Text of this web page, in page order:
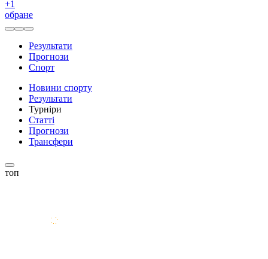
+1
обране
Результати
Прогнози
Спорт
Новини спорту
Результати
Турніри
Статті
Прогнози
Трансфери
топ